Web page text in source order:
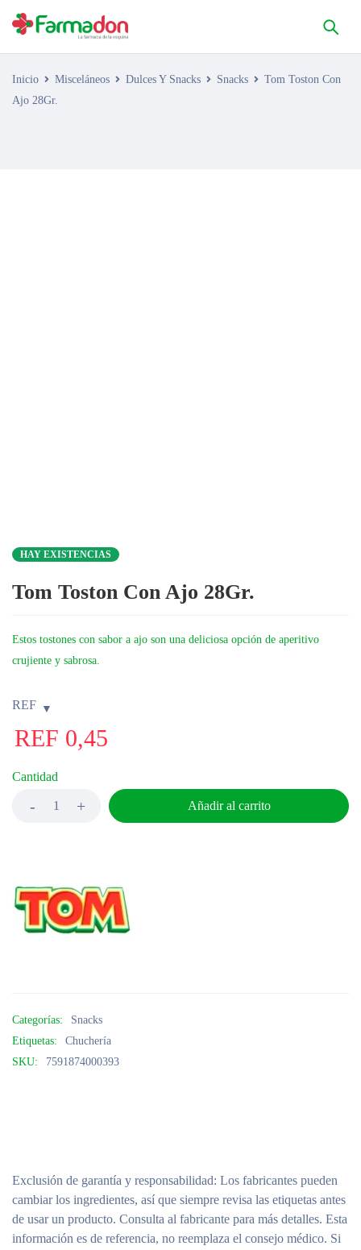
Inicio Misceláneos Dulces Y Snacks Snacks
Tom Toston Con
Ajo 28Gr.
HAY EXISTENCIAS
Tom Toston Con Ajo 28Gr.
Estos tostones con sabor a ajo son una deliciosa opción de aperitivo
crujiente y sabrosa.
REF
REF 0,45
Cantidad
Añadir al carrito
Categorías:
Snacks
Etiquetas:
Chuchería
SKU:
7591874000393
Exclusión de garantía y responsabilidad: Los fabricantes pueden
cambiar los ingredientes, así que siempre revisa las etiquetas antes
de usar un producto. Consulta al fabricante para más detalles. Esta
información es de referencia, no reemplaza el consejo médico. Si